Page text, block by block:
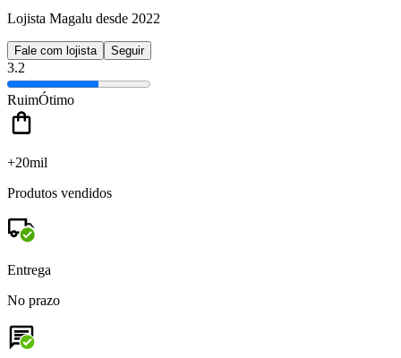
Lojista Magalu desde 2022
Fale com lojista Seguir
3.2
RuimÓtimo
+20mil
Produtos vendidos
Entrega
No prazo